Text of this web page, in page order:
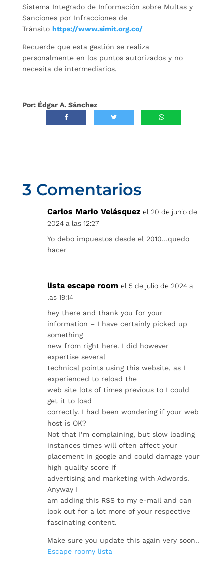
Sistema Integrado de Información sobre Multas y
Sanciones por Infracciones de
Tránsito https://www.simit.org.co/
Recuerde que esta gestión se realiza
personalmente en los puntos autorizados y no
necesita de intermediarios.
Por: Édgar A. Sánchez
3 Comentarios
Carlos Mario Velásquez el 20 de junio de
2024 a las 12:27
Yo debo impuestos desde el 2010…quedo
hacer
lista escape room el 5 de julio de 2024 a
las 19:14
hey there and thank you for your
information – I have certainly picked up
something
new from right here. I did however
expertise several
technical points using this website, as I
experienced to reload the
web site lots of times previous to I could
get it to load
correctly. I had been wondering if your web
host is OK?
Not that I’m complaining, but slow loading
instances times will often affect your
placement in google and could damage your
high quality score if
advertising and marketing with Adwords.
Anyway I
am adding this RSS to my e-mail and can
look out for a lot more of your respective
fascinating content.
Make sure you update this again very soon..
Escape roomy lista